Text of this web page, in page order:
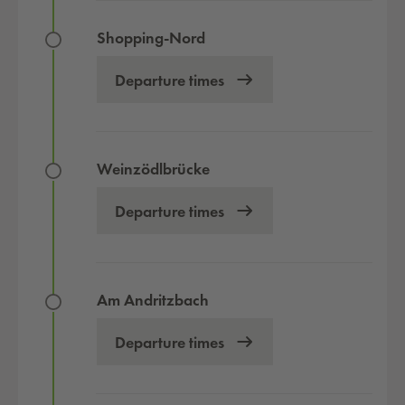
Shopping-Nord
Departure times
Weinzödlbrücke
Departure times
Am Andritzbach
Departure times